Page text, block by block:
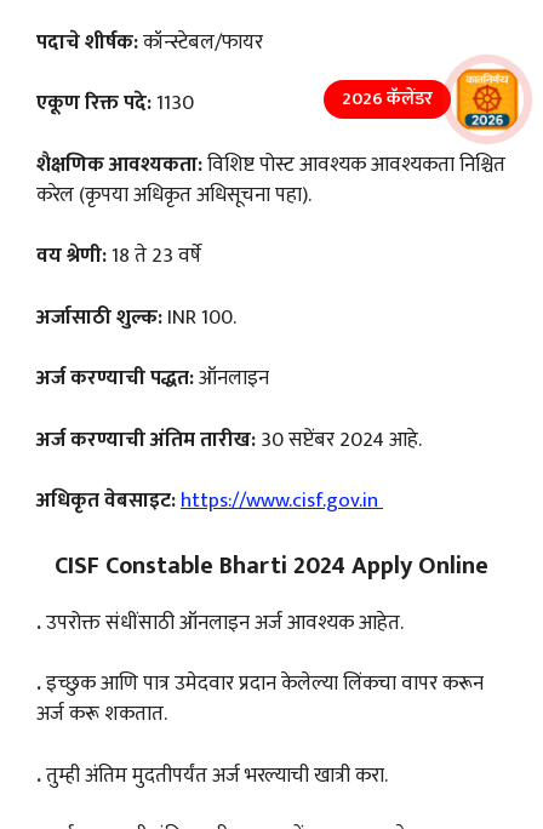
पदाचे शीर्षक:कॉन्स्टेबल/फायर
एकूण रिक्त पदे:1130
शैक्षणिक आवश्यकता:विशिष्ट पोस्ट आवश्यक आवश्यकता निश्चित
करेल (कृपया अधिकृत अधिसूचना पहा).
वय श्रेणी:18 ते 23 वर्षे
अर्जासाठी शुल्क:INR 100.
अर्ज करण्याची पद्धत:ऑनलाइन
अर्ज करण्याची अंतिम तारीख:30 सप्टेंबर 2024 आहे.
अधिकृत वेबसाइट:https://www.cisf.gov.in
CISF Constable Bharti 2024 Apply Online
.उपरोक्त संधींसाठी ऑनलाइन अर्ज आवश्यक आहेत.
.इच्छुक आणि पात्र उमेदवार प्रदान केलेल्या लिंकचा वापर करून
अर्ज करू शकतात.
.तुम्ही अंतिम मुदतीपर्यंत अर्ज भरल्याची खात्री करा.
2026 कॅलेंडर